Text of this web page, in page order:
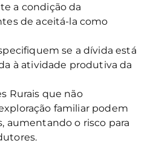
a condição da
de aceitá-la como
se a dívida está
à atividade produtiva da
Rurais que não
familiar podem
aumentando o risco para